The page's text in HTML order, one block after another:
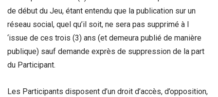
de début du Jeu, étant entendu que la publication sur un
réseau social, quel qu’il soit, ne sera pas supprimé à l
‘issue de ces trois (3) ans (et demeura publié de manière
publique) sauf demande exprès de suppression de la part
du Participant.
Les Participants disposent d’un droit d’accès, d’opposition,